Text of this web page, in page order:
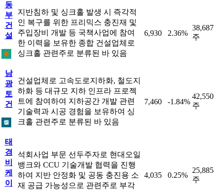
동
부
건
설
지반침하 및 싱크홀 발생 시 즉각적
인 복구를 위한 프리믹스 충진재 및
주입장비 개발 등 국책사업에 참여
한 이력을 보유한 종합 건설업체로
싱크홀 관련주로 분류된 바 있음
6,930 2.36%
38,687
주
남
광
토
건
건설업체로 고속도로지하화, 철도지
하화 등 대규모 지하 인프라 프로젝
트에 참여하여 지하공간 개발 관련
기술력과 시공 경험을 보유하여 싱
크홀 관련주로 분류된 바 있음
7,460 -1.84%
42,550
주
태
경
비
케
이
석회사업 부문 선두주자로 현대오일
뱅크와 CCU 기술개발 협력을 진행
하여 지반 안정화 및 공동 충진용 소
재 공급 가능성으로 관련주로 부각
4,035 0.25%
25,885
주